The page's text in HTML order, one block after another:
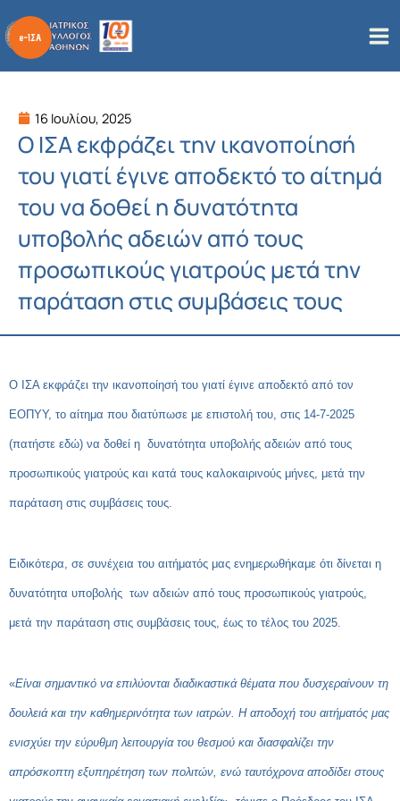
στο
περιεχόμενο
16 Ιουλίου, 2025
Ο ΙΣΑ εκφράζει την ικανοποίησή
του γιατί έγινε αποδεκτό το αίτημά
του να δοθεί η δυνατότητα
υποβολής αδειών από τους
προσωπικούς γιατρούς μετά την
παράταση στις συμβάσεις τους
Ο ΙΣΑ εκφράζει την ικανοποίησή του γιατί έγινε αποδεκτό από τον
ΕΟΠΥΥ, το αίτημα που διατύπωσε με επιστολή του, στις 14-7-2025
(πατήστε εδώ) να δοθεί η δυνατότητα υποβολής αδειών από τους
προσωπικούς γιατρούς και κατά τους καλοκαιρινούς μήνες, μετά την
παράταση στις συμβάσεις τους.
Ειδικότερα, σε συνέχεια του αιτήματός μας ενημερωθήκαμε ότι δίνεται η
δυνατότητα υποβολής των αδειών από τους προσωπικούς γιατρούς,
μετά την παράταση στις συμβάσεις τους, έως το τέλος του 2025.
«Είναι σημαντικό να επιλύονται διαδικαστικά θέματα που δυσχεραίνουν τη
δουλειά και την καθημερινότητα των ιατρών. Η αποδοχή του αιτήματός μας
ενισχύει την εύρυθμη λειτουργία του θεσμού και διασφαλίζει την
απρόσκοπτη εξυπηρέτηση των πολιτών, ενώ ταυτόχρονα αποδίδει στους